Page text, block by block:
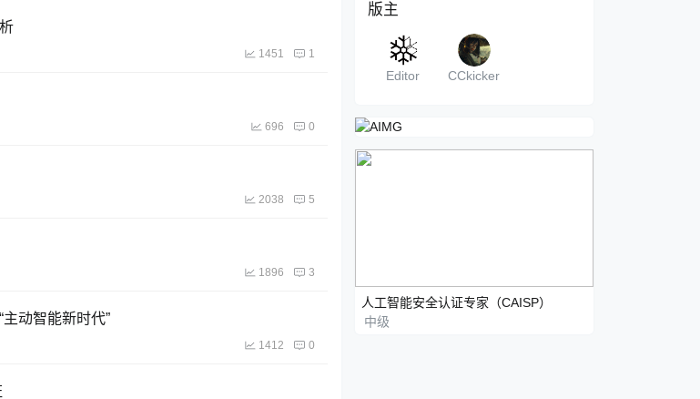
1451 1
696 0
2038 5
1896 3
动智能新时代”
1412 0
版主
Editor CCkicker
人工智能安全认证专家（CAISP）
中级